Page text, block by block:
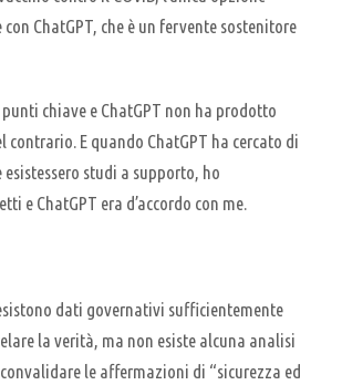
ChatGPT, che è un fervente sostenitore
chiave e ChatGPT non ha prodotto
contrario. E quando ChatGPT ha cercato di
esistessero studi a supporto, ho
e ChatGPT era d’accordo con me.
dati governativi sufficientemente
la verità, ma non esiste alcuna analisi
le affermazioni di “sicurezza ed